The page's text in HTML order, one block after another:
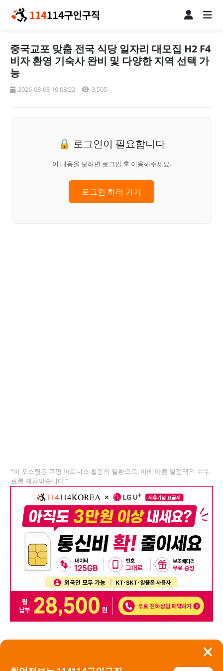
×
중국교포 맞춤 전국 식당 일자리 대모집 H2 F4
비자 환영 기숙사 완비 및 다양한 지역 선택 가
능
2026-08-08 19:08:22 3,505
🔒 로그인이 필요합니다
이 내용을 보려면 로그인 후 이용해주세요.
로그인 하러 가기
"이 포스팅은 쿠팡 파트너스 활동의 일환으로, 이에 따른 일정액의 수수
료를 제공받습니다."